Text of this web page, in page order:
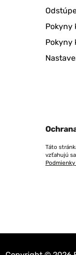
Pokyny
Pokyny
Táto
vzťahujú